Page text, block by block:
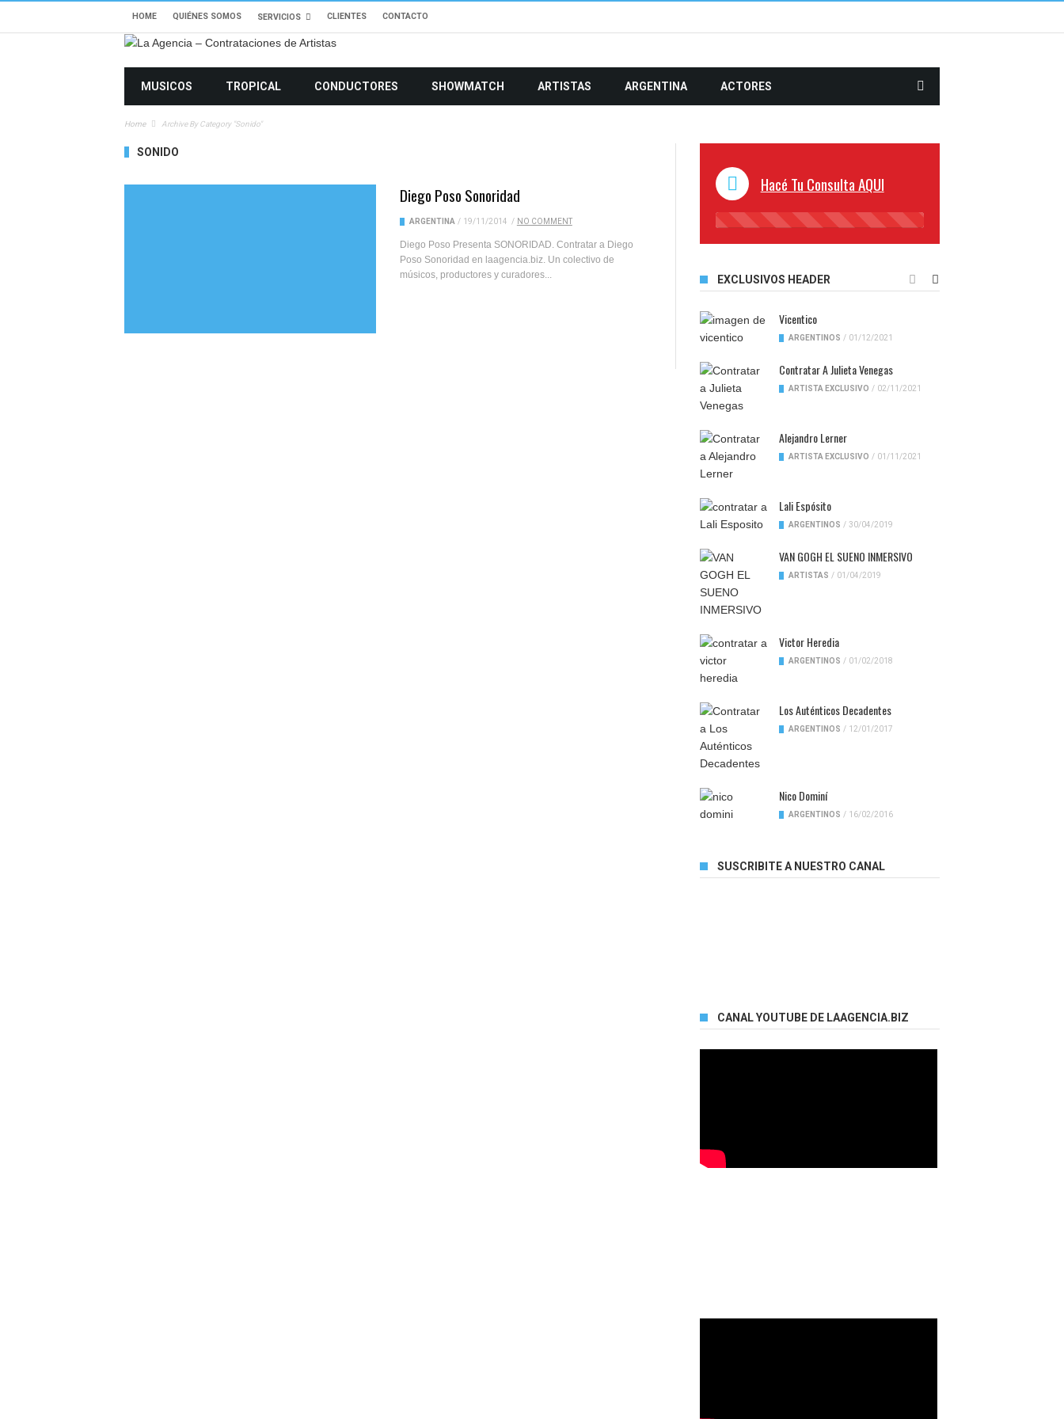
HOME QUIÉNES SOMOS SERVICIOS CLIENTES CONTACTO
MUSICOS TROPICAL CONDUCTORES SHOWMATCH ARTISTAS ARGENTINA ACTORES
Home Archive By Category "Sonido"
SONIDO
Diego Poso Sonoridad
ARGENTINA / 19/11/2014 / NO COMMENT
Diego Poso Presenta SONORIDAD. Contratar a Diego
Poso Sonoridad en laagencia.biz. Un colectivo de
músicos, productores y curadores...
Hacé Tu Consulta AQUI
45%
EXCLUSIVOS HEADER
Vicentico
ARGENTINOS / 01/12/2021
Contratar A Julieta Venegas
ARTISTA EXCLUSIVO / 02/11/2021
Alejandro Lerner
ARTISTA EXCLUSIVO / 01/11/2021
Lali Espósito
ARGENTINOS / 30/04/2019
VAN GOGH EL SUENO INMERSIVO
ARTISTAS / 01/04/2019
Victor Heredia
ARGENTINOS / 01/02/2018
Los Auténticos Decadentes
ARGENTINOS / 12/01/2017
Nico Dominí
ARGENTINOS / 16/02/2016
SUSCRIBITE A NUESTRO CANAL
CANAL YOUTUBE DE LAAGENCIA.BIZ